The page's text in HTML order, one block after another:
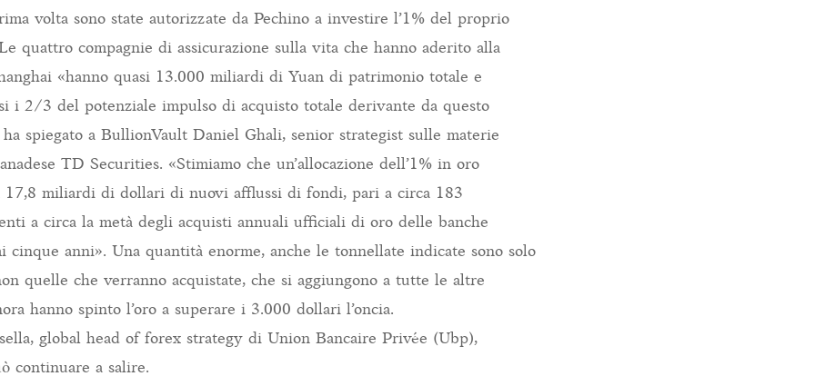
volta sono state autorizzate da Pechino a investire l’1% del proprio
quattro compagnie di assicurazione sulla vita che hanno aderito alla
«hanno quasi 13.000 miliardi di Yuan di patrimonio totale e
i 2/3 del potenziale impulso di acquisto totale derivante da questo
spiegato a BullionVault Daniel Ghali, senior strategist sulle materie
TD Securities. «Stimiamo che un’allocazione dell’1% in oro
17,8 miliardi di dollari di nuovi afflussi di fondi, pari a circa 183
a circa la metà degli acquisti annuali ufficiali di oro delle banche
anni». Una quantità enorme, anche le tonnellate indicate sono solo
quelle che verranno acquistate, che si aggiungono a tutte le altre
hanno spinto l’oro a superare i 3.000 dollari l’oncia.
global head of forex strategy di Union Bancaire Privée (Ubp),
continuare a salire.